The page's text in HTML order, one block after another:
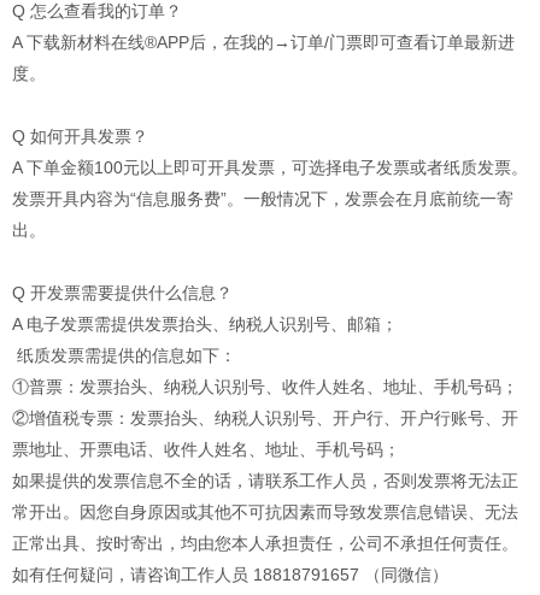
Q 怎么查看我的订单？
A 下载新材料在线®APP后，在我的→订单/门票即可查看订单最新进
度。
Q 如何开具发票？
A 下单金额100元以上即可开具发票，可选择电子发票或者纸质发票。
发票开具内容为“信息服务费”。一般情况下，发票会在月底前统一寄
出。
Q 开发票需要提供什么信息？
A 电子发票需提供发票抬头、纳税人识别号、邮箱；
纸质发票需提供的信息如下：
①普票：发票抬头、纳税人识别号、收件人姓名、地址、手机号码；
②增值税专票：发票抬头、纳税人识别号、开户行、开户行账号、开
票地址、开票电话、收件人姓名、地址、手机号码；
如果提供的发票信息不全的话，请联系工作人员，否则发票将无法正
常开出。
因您自身原因或其他不可抗因素而导致发票信息错误、无法
正常出具、按时寄出，均由您本人承担责任，公司不承担任何责任。
如有任何疑问，请咨询工作人员 18818791657 （同微信）